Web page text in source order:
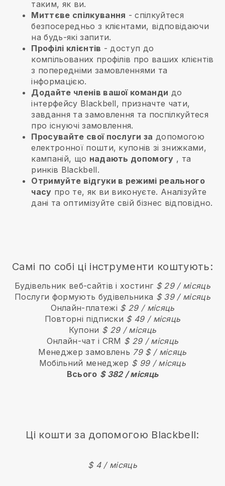
таким, як ви.
Миттєве спілкування - спілкуйтеся
безпосередньо з клієнтами, відповідаючи
на будь-які запити.
Профілі клієнтів - доступ до
компільованих профілів про ваших клієнтів
з попередніми замовленнями та
інформацією.
Додайте членів вашої команди до
інтерфейсу Blackbell, призначте чати,
завдання та замовлення та поспілкуйтеся
про існуючі замовлення.
Просувайте свої послуги за допомогою
електронної пошти, купонів зі знижками,
кампаній, що надають допомогу , та
ринків Blackbell.
Отримуйте відгуки в режимі реального
часу про те, як ви виконуєте. Аналізуйте
дані та оптимізуйте свій бізнес відповідно.
Самі по собі ці інструменти коштують:
Будівельник веб-сайтів і хостинг $ 29 / місяць
Послуги формують будівельника $ 39 / місяць
Онлайн-платежі $ 29 / місяць
Повторні підписки $ 49 / місяць
Купони $ 29 / місяць
Онлайн-чат і CRM $ 29 / місяць
Менеджер замовлень 79 $ / місяць
Мобільний менеджер $ 99 / місяць
Всього $ 382 / місяць
Ці кошти за допомогою Blackbell:
$ 4 / місяць